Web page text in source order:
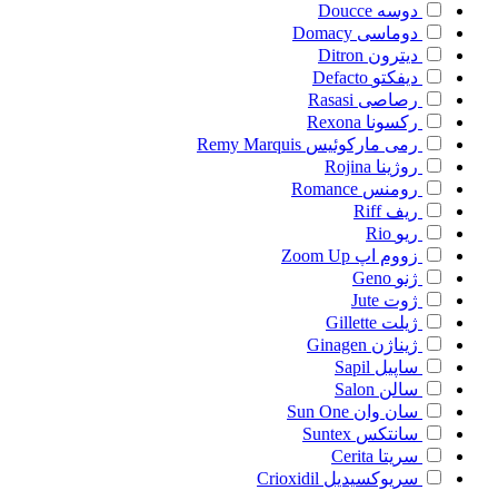
دوسه Doucce
دوماسی Domacy
دیترون Ditron
دیفکتو Defacto
رصاصی Rasasi
رکسونا Rexona
رمی مارکوئیس Remy Marquis
روژینا Rojina
رومنس Romance
ریف Riff
ریو Rio
زووم اپ Zoom Up
ژنو Geno
ژوت Jute
ژیلت Gillette
ژیناژن Ginagen
ساپیل Sapil
سالن Salon
سان وان Sun One
سانتکس Suntex
سریتا Cerita
سریوکسیدیل Crioxidil